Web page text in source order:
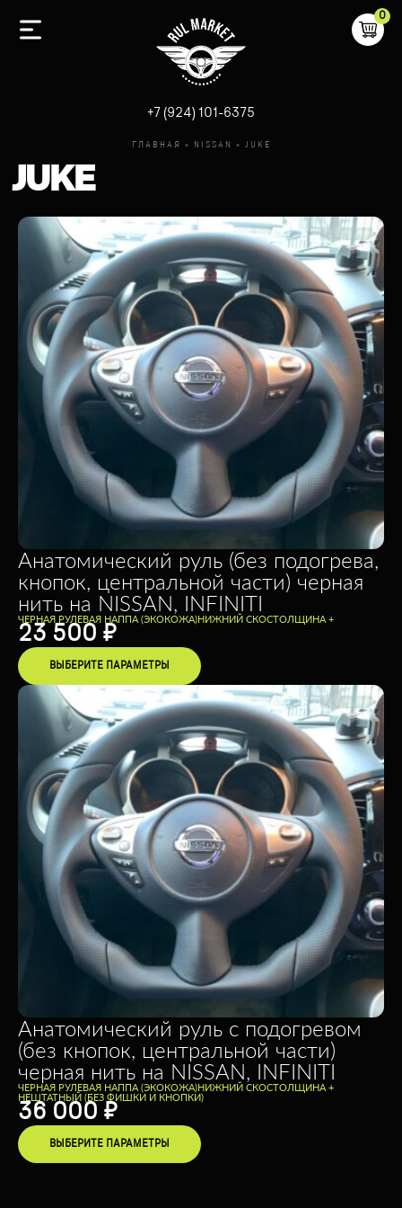
+7 (924) 101-6375
0
ГЛАВНАЯ » NISSAN » JUKE
JUKE
Анатомический руль (без подогрева,
кнопок, центральной части) черная
нить на NISSAN, INFINITI
ЧЕРНАЯ РУЛЕВАЯ НАППА (ЭКОКОЖА)НИЖНИЙ СКОСТОЛЩИНА +
23 500 ₽
ВЫБЕРИТЕ ПАРАМЕТРЫ
Анатомический руль с подогревом
(без кнопок, центральной части)
черная нить на NISSAN, INFINITI
ЧЕРНАЯ РУЛЕВАЯ НАППА (ЭКОКОЖА)НИЖНИЙ СКОСТОЛЩИНА +
НЕШТАТНЫЙ (БЕЗ ФИШКИ И КНОПКИ)
36 000 ₽
ВЫБЕРИТЕ ПАРАМЕТРЫ